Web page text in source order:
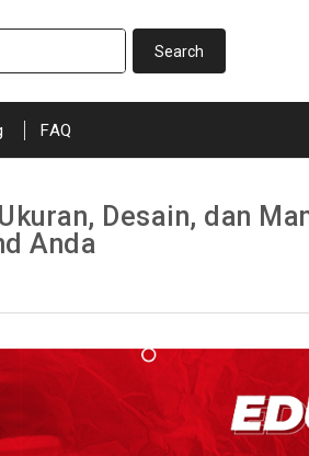
FAQ
Desain, dan
Anda